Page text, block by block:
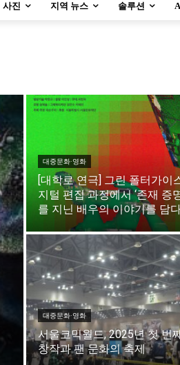
경상지역 부산/
운세 풀
경상지역 부산/
운세 풀
사진 지역 뉴스 솔루션
대중문화·영화
[대학로 연극] 그린 폴터가이
지털 편집 과정에서 ‘존재 증
를 지닌 배우의 이야기를 담
대중문화·영화
서울코믹월드, 2025년 첫 번
창작과 팬 문화의 축제